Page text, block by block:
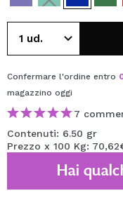
Confermare l'ordine entro
magazzino oggi
7
Contenuti: 6.50 gr
Prezzo x 100 Kg:
Hai